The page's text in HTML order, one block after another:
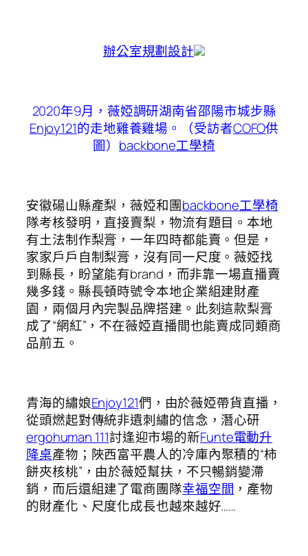
辦公室規劃設計
2020年9月，薇婭調研湖南省邵陽市城步縣
Enjoy121的走地雞養雞場。（受訪者COFO供
圖） backbone工學椅
安徽碭山縣產梨，薇婭和團backbone工學椅
隊考核發明，直接賣梨，物流有題目。本地
有土法制作梨膏，一年四時都能賣。但是，
家家戶戶自制梨膏，沒有同一尺度。薇婭找
到縣長，盼望能有brand，而非靠一場直播賣
幾多錢。縣長頓時號令本地企業組建財產
園，兩個月內完製品牌搭建。此刻這款梨膏
成了“網紅”，不在薇婭直播間也能賣成同類商
品前五。
青海的繡娘Enjoy121們，由於薇婭帶貨直播，
從頭燃起對傳統非遺刺繡的信念，潛心研
ergohuman 111討逢迎市場的新Funte電動升
降桌產物；陜西富平農人的冷庫內聚積的“柿
餅夾核桃”，由於薇婭幫扶，不只暢銷變滯
銷，而后還組建了電商團隊幸福空間 ，產物
的財產化、尺度化成長也越來越好……